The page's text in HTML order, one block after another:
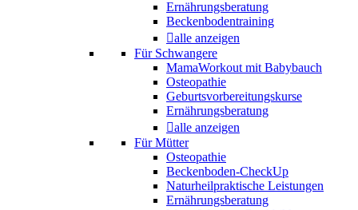
Ernährungsberatung
Beckenbodentraining
alle anzeigen
Für Schwangere
MamaWorkout mit Babybauch
Osteopathie
Geburtsvorbereitungskurse
Ernährungsberatung
alle anzeigen
Für Mütter
Osteopathie
Beckenboden-CheckUp
Naturheilpraktische Leistungen
Ernährungsberatung